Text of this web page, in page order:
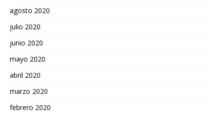
agosto 2020
julio 2020
junio 2020
mayo 2020
abril 2020
marzo 2020
febrero 2020